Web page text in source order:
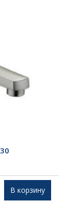
В корзину